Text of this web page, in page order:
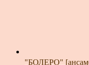
"БОЛЕРО"